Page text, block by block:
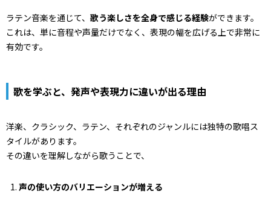
ラテン音楽を通じて、 歌う楽しさを全身で感じる経験ができます。
これは、単に音程や声量だけでなく、表現の幅を広げる上で非常に
有効です。
歌を学ぶと、発声や表現力に違いが出る理由
洋楽、クラシック、ラテン、それぞれのジャンルには独特の歌唱ス
タイルがあります。
その違いを理解しながら歌うことで、
声の使い方のバリエーションが増える